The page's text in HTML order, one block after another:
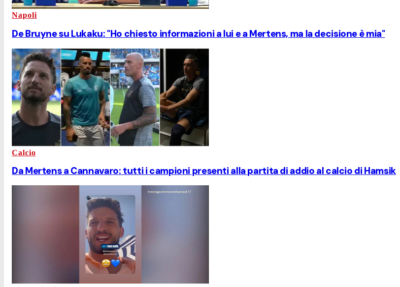
Napoli
De Bruyne su Lukaku: "Ho chiesto informazioni a lui e a Mertens, ma la decisione è mia"
Calcio
Da Mertens a Cannavaro: tutti i campioni presenti alla partita di addio al calcio di Hamsik